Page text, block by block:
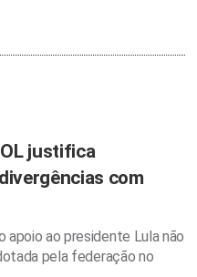
justifica
com
apoio ao presidente Lula não
pela federação no